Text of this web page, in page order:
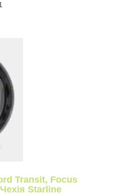
Transit, Focus
Starline